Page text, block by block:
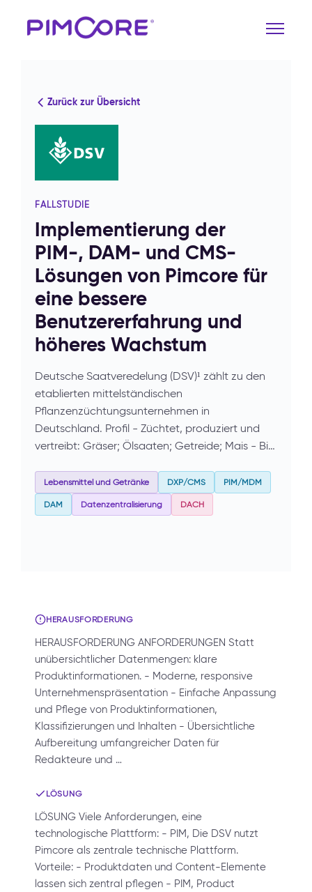
Zurück zur Übersicht
FALLSTUDIE
Implementierung der
PIM-, DAM- und CMS-
Lösungen von Pimcore für
eine bessere
Benutzererfahrung und
höheres Wachstum
Deutsche Saatveredelung (DSV)¹ zählt zu den
etablierten mittelständischen
Pflanzenzüchtungsunternehmen in
Deutschland. Profil - Züchtet, produziert und
vertreibt: Gräser; Ölsaaten; Getreide; Mais - Bi…
Lebensmittel und Getränke DXP/CMS PIM/MDM
DAM Datenzentralisierung DACH
HERAUSFORDERUNG
HERAUSFORDERUNG ANFORDERUNGEN Statt
unübersichtlicher Datenmengen: klare
Produktinformationen. - Moderne, responsive
Unternehmenspräsentation - Einfache Anpassung
und Pflege von Produktinformationen,
Klassifizierungen und Inhalten - Übersichtliche
Aufbereitung umfangreicher Daten für
Redakteure und …
LÖSUNG
LÖSUNG Viele Anforderungen, eine
technologische Plattform: - PIM, Die DSV nutzt
Pimcore als zentrale technische Plattform.
Vorteile: - Produktdaten und Content-Elemente
lassen sich zentral pflegen - PIM, Product